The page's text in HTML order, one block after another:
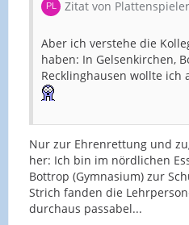
Zitat von Plattenspieler
Aber ich verstehe die
haben: In Gelsenkirchen,
Recklinghausen wollte ich
Nur zur Ehrenrettung und
her: Ich bin im nördlichen
Bottrop (Gymnasium) zur
Strich fanden die
durchaus passabel...